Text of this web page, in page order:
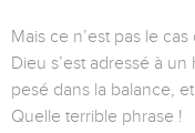
Mais ce n’est pas le
Dieu s’est adressé à
pesé dans la balance,
Quelle terrible phrase !